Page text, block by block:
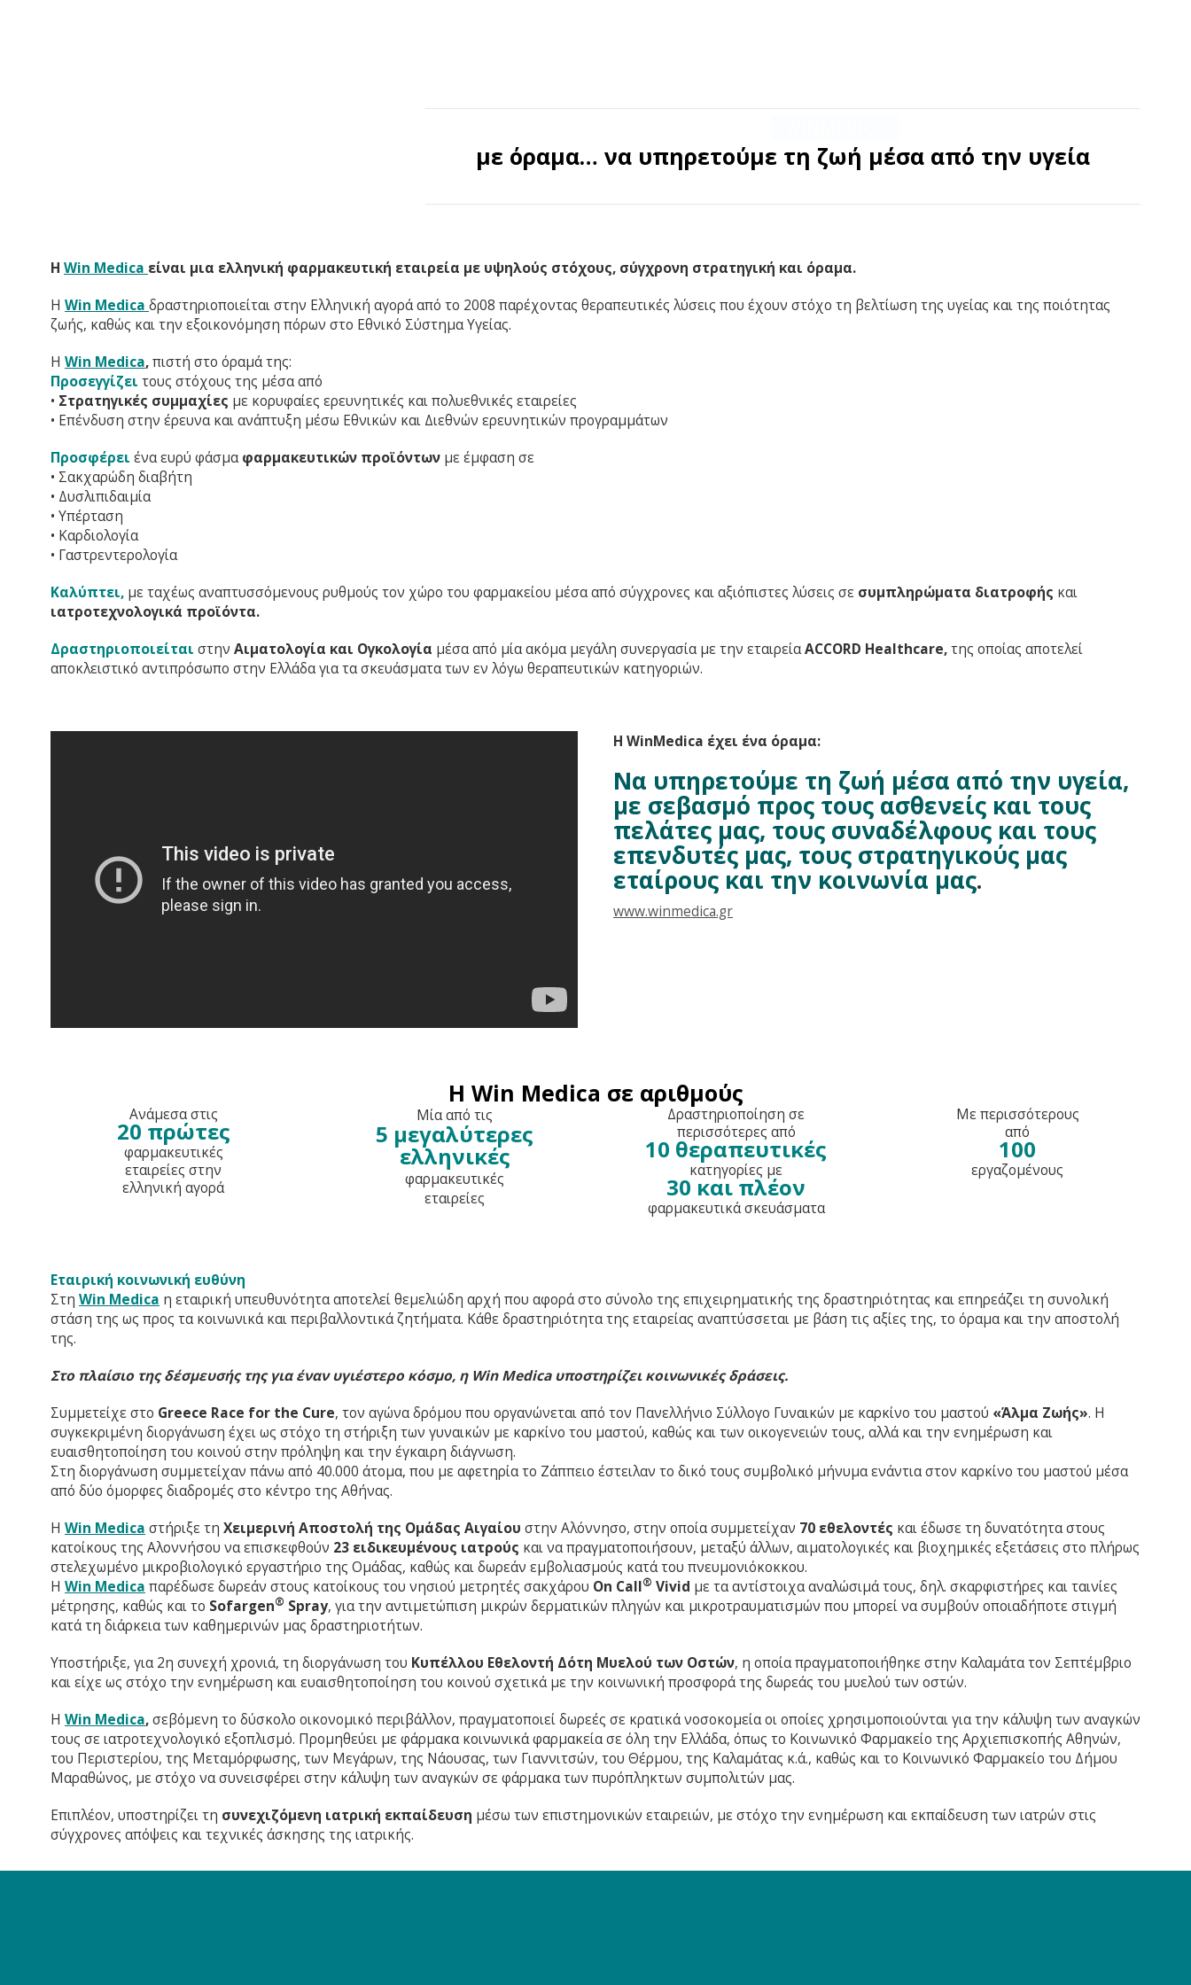
με όραμα… να υπηρετούμε τη ζωή μέσα από την υγεία
Η Win Medica είναι μια ελληνική φαρμακευτική εταιρεία με υψηλούς στόχους, σύγχρονη στρατηγική και όραμα.
Η Win Medica δραστηριοποιείται στην Ελληνική αγορά από το 2008 παρέχοντας θεραπευτικές λύσεις που έχουν στόχο τη βελτίωση της υγείας και της ποιότητας
ζωής, καθώς και την εξοικονόμηση πόρων στο Εθνικό Σύστημα Υγείας.
H Win Medica,πιστή στο όραμά της:
Προσεγγίζει τους στόχους της μέσα από
• Στρατηγικές συμμαχίες με κορυφαίες ερευνητικές και πολυεθνικές εταιρείες
• Επένδυση στην έρευνα και ανάπτυξη μέσω Εθνικών και Διεθνών ερευνητικών προγραμμάτων
Προσφέρει ένα ευρύ φάσμαφαρμακευτικών προϊόντων με έμφαση σε
• Σακχαρώδη διαβήτη
• Δυσλιπιδαιμία
• Υπέρταση
• Καρδιολογία
• Γαστρεντερολογία
Καλύπτει, με ταχέως αναπτυσσόμενους ρυθμούς τον χώρο του φαρμακείου μέσα από σύγχρονες και αξιόπιστες λύσεις σε συμπληρώματα διατροφής και
ιατροτεχνολογικά προϊόντα.
Δραστηριοποιείται στην Αιματολογία και Ογκολογία μέσα από μία ακόμα μεγάλη συνεργασία με την εταιρείαΑCCORD Healthcare,της οποίας αποτελεί
αποκλειστικό αντιπρόσωπο στην Ελλάδα για τα σκευάσματα των εν λόγω θεραπευτικών κατηγοριών.
H WinMedica έχει ένα όραμα:
Να υπηρετούμε τη ζωή μέσα από την υγεία,
με σεβασμό προς τους ασθενείς και τους
πελάτες μας, τους συναδέλφους και τους
επενδυτές μας, τους στρατηγικούς μας
εταίρους και την κοινωνία μας.
www.winmedica.gr
Η Win Medica σε αριθμούς
Ανάμεσα στις
20 πρώτες
φαρμακευτικές
εταιρείες στην
ελληνική αγορά
Μία από τις
5 μεγαλύτερες
ελληνικές
φαρμακευτικές
εταιρείες
Δραστηριοποίηση σε
περισσότερες από
10 θεραπευτικές
κατηγορίες με
30 και πλέον
φαρμακευτικά σκευάσματα
Με περισσότερους
από
100
εργαζομένους
Εταιρική κοινωνική ευθύνη
Στη Win Medica η εταιρική υπευθυνότητα αποτελεί θεμελιώδη αρχή που αφορά στο σύνολο της επιχειρηματικής της δραστηριότητας και επηρεάζει τη συνολική
στάση της ως προς τα κοινωνικά και περιβαλλοντικά ζητήματα. Κάθε δραστηριότητα της εταιρείας αναπτύσσεται με βάση τις αξίες της, το όραμα και την αποστολή
της.
Στο πλαίσιο της δέσμευσής της για έναν υγιέστερο κόσμο, η Win Medica υποστηρίζει κοινωνικές δράσεις.
Συμμετείχε στο Greece Race for the Cure, τον αγώνα δρόμου που οργανώνεται από τον Πανελλήνιο Σύλλογο Γυναικών με καρκίνο του μαστού «Άλμα Ζωής». Η
συγκεκριμένη διοργάνωση έχει ως στόχο τη στήριξη των γυναικών με καρκίνο του μαστού, καθώς και των οικογενειών τους, αλλά και την ενημέρωση και
ευαισθητοποίηση του κοινού στην πρόληψη και την έγκαιρη διάγνωση.
Στη διοργάνωση συμμετείχαν πάνω από 40.000 άτομα, που με αφετηρία το Ζάππειο έστειλαν το δικό τους συμβολικό μήνυμα ενάντια στον καρκίνο του μαστού μέσα
από δύο όμορφες διαδρομές στο κέντρο της Αθήνας.
Η Win Medica στήριξε τη Χειμερινή Αποστολή της Ομάδας Αιγαίου στην Αλόννησο, στην οποία συμμετείχαν 70 εθελοντές και έδωσε τη δυνατότητα στους
κατοίκους της Αλοννήσου να επισκεφθούν 23 ειδικευμένους ιατρούς και να πραγματοποιήσουν, μεταξύ άλλων, αιματολογικές και βιοχημικές εξετάσεις στο πλήρως
στελεχωμένο μικροβιολογικό εργαστήριο της Ομάδας, καθώς και δωρεάν εμβολιασμoύς κατά του πνευμονιόκοκκου.
Η Win Medica παρέδωσε δωρεάν στους κατοίκους του νησιού μετρητές σακχάρου On Call® Vivid με τα αντίστοιχα αναλώσιμά τους, δηλ. σκαρφιστήρες και ταινίες
μέτρησης, καθώς και το Sofargen® Spray, για την αντιμετώπιση μικρών δερματικών πληγών και μικροτραυματισμών που μπορεί να συμβούν οποιαδήποτε στιγμή
κατά τη διάρκεια των καθημερινών μας δραστηριοτήτων.
Υποστήριξε, για 2η συνεχή χρονιά, τη διοργάνωση του Κυπέλλου Εθελοντή Δότη Μυελού των Οστών, η οποία πραγματοποιήθηκε στην Καλαμάτα τον Σεπτέμβριο
και είχε ως στόχο την ενημέρωση και ευαισθητοποίηση του κοινού σχετικά με την κοινωνική προσφορά της δωρεάς του μυελού των οστών.
H Win Medica,σεβόμενη το δύσκολο οικονομικό περιβάλλον, πραγματοποιεί δωρεές σε κρατικά νοσοκομεία οι οποίες χρησιμοποιούνται για την κάλυψη των αναγκών
τους σε ιατροτεχνολογικό εξοπλισμό. Προμηθεύει με φάρμακα κοινωνικά φαρμακεία σε όλη την Ελλάδα, όπως το Κοινωνικό Φαρμακείο της Αρχιεπισκοπής Αθηνών,
του Περιστερίου, της Μεταμόρφωσης, των Μεγάρων, της Νάουσας, των Γιαννιτσών, του Θέρμου, της Καλαμάτας κ.ά., καθώς και το Κοινωνικό Φαρμακείο του Δήμου
Μαραθώνος, με στόχο να συνεισφέρει στην κάλυψη των αναγκών σε φάρμακα των πυρόπληκτων συμπολιτών μας.
Επιπλέον, υποστηρίζει τη συνεχιζόμενη ιατρική εκπαίδευση μέσω των επιστημονικών εταιρειών, με στόχο την ενημέρωση και εκπαίδευση των ιατρών στις
σύγχρονες απόψεις και τεχνικές άσκησης της ιατρικής.